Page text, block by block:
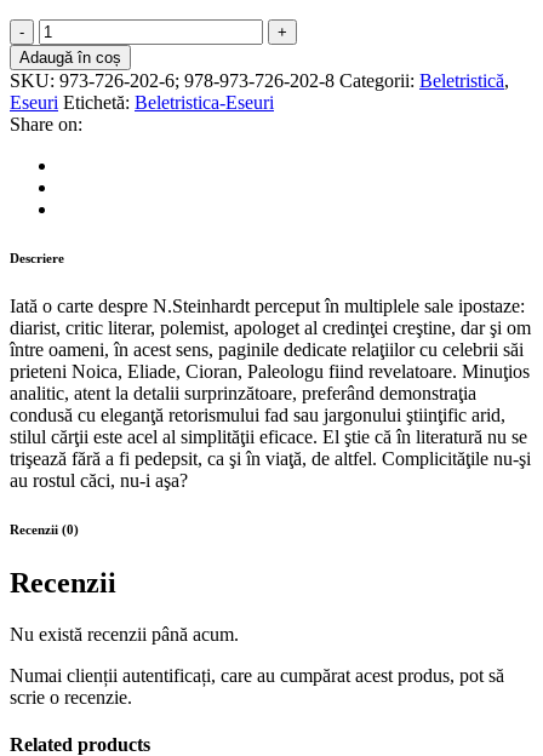
Hristos
nu
trage
cu
ochiul.
N.
Steinhardt
Generaţia
Adaugă în coș
SKU: 973-726-202-6; 978-973-726-202-8 Categorii: Beletristică,
Eseuri Etichetă: Beletristica-Eseuri
Share on:
Descriere
Iată o carte despre N.Steinhardt perceput în multiplele sale ipostaze:
diarist, critic literar, polemist, apologet al credinţei creştine, dar şi om
între oameni, în acest sens, paginile dedicate relaţiilor cu celebrii săi
prieteni Noica, Eliade, Cioran, Paleologu fiind revelatoare. Minuţios
analitic, atent la detalii surprinzătoare, preferând demonstraţia
condusă cu eleganţă retorismului fad sau jargonului ştiinţific arid,
stilul cărţii este acel al simplităţii eficace. El ştie că în literatură nu se
trişează fără a fi pedepsit, ca şi în viaţă, de altfel. Complicităţile nu-şi
au rostul căci, nu-i aşa?
Recenzii (0)
Recenzii
Nu există recenzii până acum.
Numai clienții autentificați, care au cumpărat acest produs, pot să
scrie o recenzie.
Related products